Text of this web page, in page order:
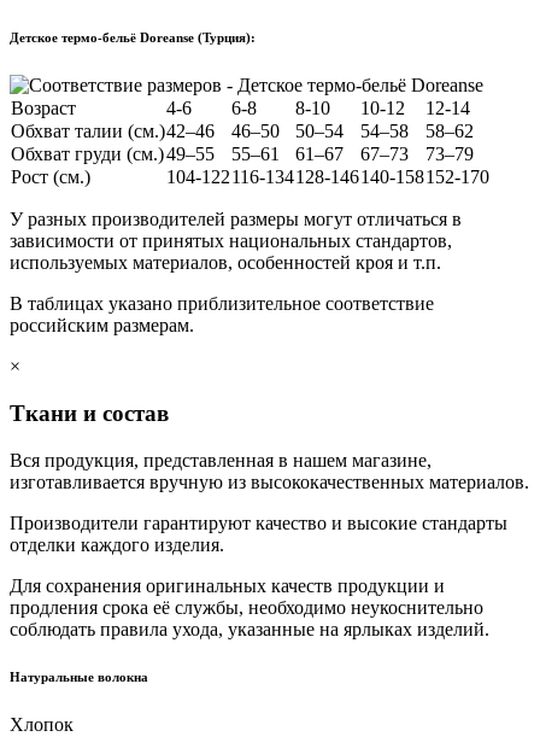
Детское термо-бельё Doreanse (Турция):
Возраст 4-6 6-8 8-10 10-12
12-14
Обхват талии (см.)42–46 46–50 50–54 54–58
58–62
Обхват груди (см.)49–55 55–61 61–67 67–73
73–79
Рост (см.)
104-122116-134128-146140-158152-170
У разных производителей размеры могут отличаться в
зависимости от принятых национальных стандартов,
используемых материалов, особенностей кроя и т.п.
В таблицах указано приблизительное соответствие
российским размерам.
×
Ткани и состав
Вся продукция, представленная в нашем магазине,
изготавливается вручную из высококачественных материалов.
Производители гарантируют качество и высокие стандарты
отделки каждого изделия.
Для сохранения оригинальных качеств продукции и
продления срока её службы, необходимо неукоснительно
соблюдать правила ухода, указанные на ярлыках изделий.
Натуральные волокна
Хлопок